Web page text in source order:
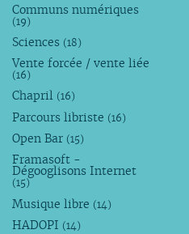
Communs numériques
(19)
Sciences (18)
Vente forcée / vente liée
(16)
Chapril (16)
Parcours libriste (16)
Open Bar (15)
Framasoft -
Dégooglisons Internet
(15)
Musique libre (14)
HADOPI (14)